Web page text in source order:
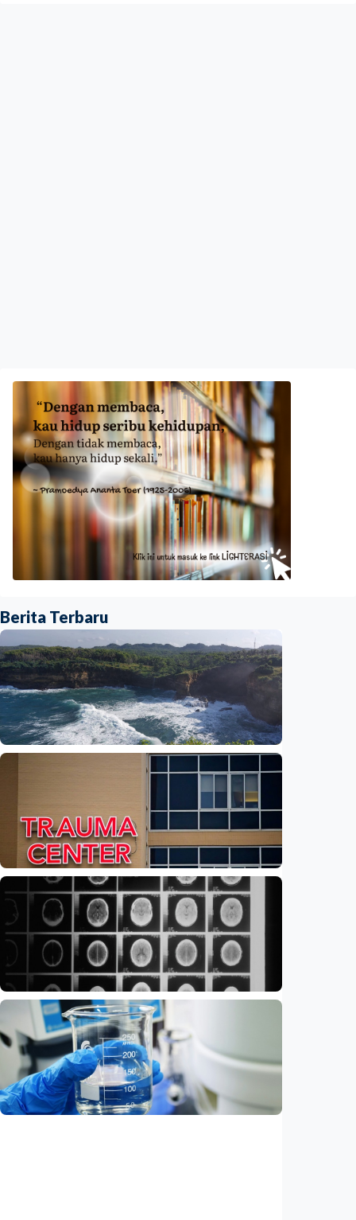
Berita Terbaru
Feature – Dari Laut Jawa ke Laut Banda:
Jejak air tawar ungkap rahasia laut
Indonesia
Indonesia•09 Aug 2026
Iptek
Feature – Di tengah riuh IGD, AI bantu
tentukan pasien yang harus didahulukan
Indonesia 08 Aug 2026
Ilmuwan kembangkan nanopartikel yang
membantu ahli bedah melacak dan
membunuh kanker otak mematikan
Indonesia• 07 Aug 2026